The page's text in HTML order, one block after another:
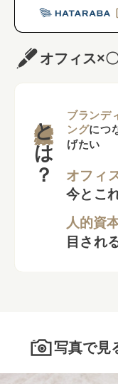
オフィス×
とは？
ブランデ
ングにつ
げたい
オフィ
今とこ
人的資
目され
写真で見